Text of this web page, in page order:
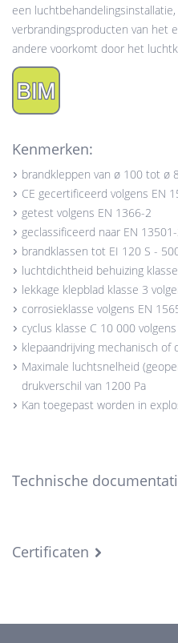
een
verbrandingsproducten van het
andere voorkomt door het
Kenmerken:
brandkleppen van ø 100 tot ø
CE gecertificeerd volgens EN
getest volgens EN 1366-2
geclassificeerd naar EN 13501-
brandklassen tot EI 120 S -
luchtdichtheid behuizing
lekkage klepblad klasse 3
corrosieklasse volgens EN
cyclus klasse C 10 000
klepaandrijving mechanisch
Maximale luchtsnelheid
drukverschil van 1200 Pa
Kan toegepast worden in
Technische
Certificaten